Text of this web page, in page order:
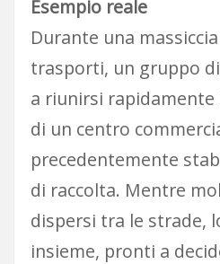
Esempio reale
Durante una
trasporti, un gruppo
a riunirsi
di un centro
precedentemente
di raccolta. Mentre
dispersi tra le strade,
insieme, pronti a